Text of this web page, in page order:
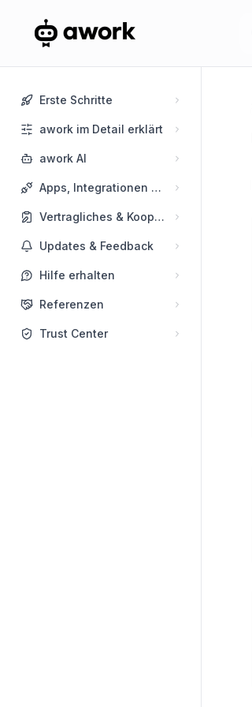
Erste Schritte
awork im Detail erklärt
awork AI
Apps, Integrationen & API
Vertragliches & Kooperationen
Updates & Feedback
Hilfe erhalten
Referenzen
Trust Center